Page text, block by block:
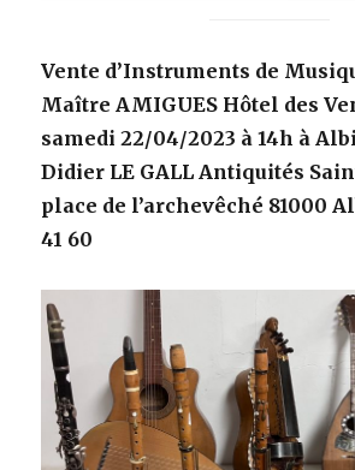
Vente d’Instruments de
Maître AMIGUES Hôtel des
samedi 22/04/2023 à 14h à
Didier LE GALL Antiquités
place de l’archevêché 81000
41 60